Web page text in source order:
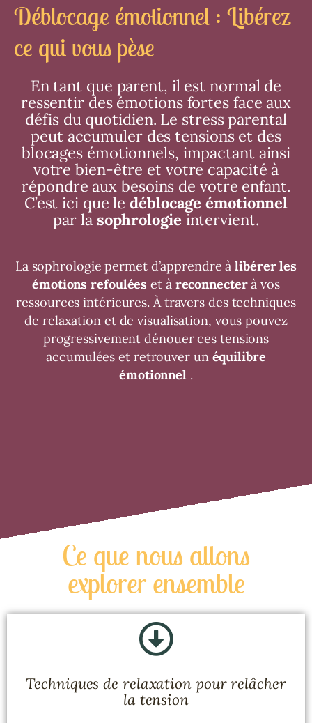
Déblocage émotionnel : Libérez
ce qui vous pèse
En tant que parent, il est normal de
ressentir des émotions fortes face aux
défis du quotidien. Le stress parental
peut accumuler des tensions et des
blocages émotionnels, impactant ainsi
votre bien-être et votre capacité à
répondre aux besoins de votre enfant.
C’est ici que ledéblocage émotionnel
par la sophrologie intervient.
La sophrologie permet d’apprendre àlibérer les
émotions refoulées et à reconnecterà vos
ressources intérieures. À travers des techniques
de relaxation et de visualisation, vous pouvez
progressivement dénouer ces tensions
accumulées et retrouver un équilibre
émotionnel .
Ce que nous allons
explorer ensemble
Techniques de relaxation pour relâcher
la tension